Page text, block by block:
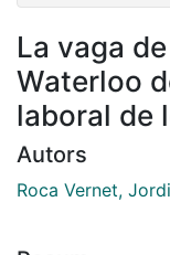
La vaga
Waterloo
laboral de
Autors
Roca Vernet,